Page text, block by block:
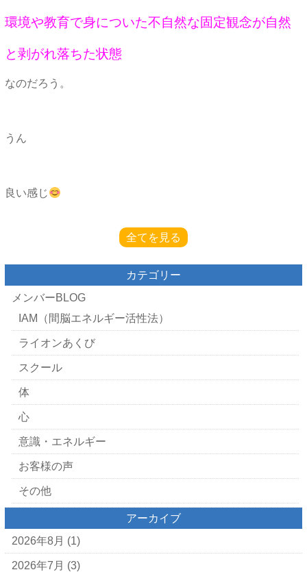
環境や教育で身についた不自然な固定観念が自然
と剥がれ落ちた状態
なのだろう。
うん
良い感じ
全てを見る
カテゴリー
メンバーBLOG
IAM（間脳エネルギー活性法）
ライオンあくび
スクール
体
心
意識・エネルギー
お客様の声
その他
アーカイブ
2026年8月 (1)
2026年7月 (3)